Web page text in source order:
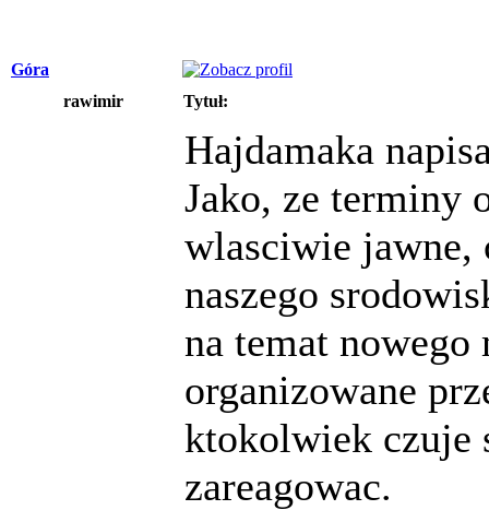
Góra
rawimir
Tytuł:
Hajdamaka
Jako, ze terminy
wlasciwie jawne,
naszego
na temat nowego
organizowane
ktokolwiek czuje
zareagowac.